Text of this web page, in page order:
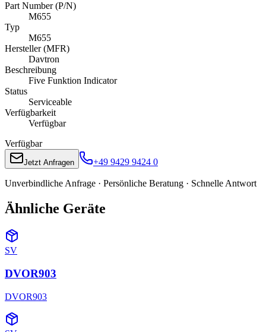
Part Number (P/N)
M655
Typ
M655
Hersteller (MFR)
Davtron
Beschreibung
Five Funktion Indicator
Status
Serviceable
Verfügbarkeit
Verfügbar
Verfügbar
Jetzt Anfragen +49 9429 9424 0
Unverbindliche Anfrage · Persönliche Beratung · Schnelle Antwort
Ähnliche Geräte
SV
DVOR903
DVOR903